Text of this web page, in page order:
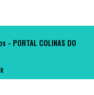
PORTAL COLINAS DO